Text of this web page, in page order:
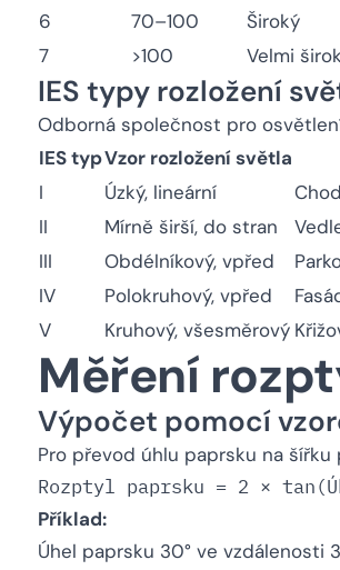
6
70–100 Široký
7
>100 Velmi
IES typy rozložení
Odborná společnost pro
IES typVzor rozložení světla
I
Úzký, lineární
II
Mírně širší, do stran
III
Obdélníkový, vpřed
IV
Polokruhový, vpřed
V
Kruhový, všesměrový
Měření
Výpočet pomocí
Pro převod úhlu paprsku na
Příklad:
Úhel paprsku 30° ve vzdálenosti